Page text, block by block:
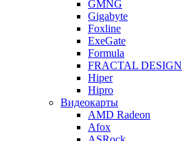
GMNG
Gigabyte
Foxline
ExeGate
Formula
FRACTAL DESIGN
Hiper
Hipro
Видеокарты
AMD Radeon
Afox